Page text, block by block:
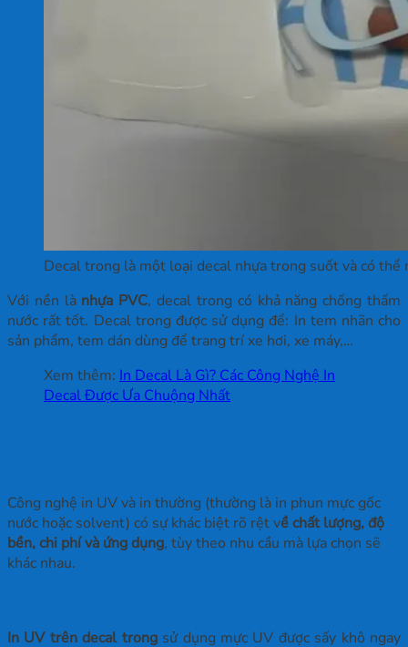
Decal trong là một loại decal nhựa trong suốt và có thể
Với nền lànhựa PVC, decal trong có khả năng chống thấm
nước rất tốt. Decal trong được sử dụng để: In tem nhãn cho
sản phẩm, tem dán dùng để trang trí xe hơi, xe máy,…
Xem thêm: In Decal Là Gì? Các Công Nghệ In
Decal Được Ưa Chuộng Nhất
Công nghệ in UV và in thường (thường là in phun mực gốc
nước hoặc solvent) có sự khác biệt rõ rệt về chất lượng, độ
bền, chi phí và ứng dụng, tùy theo nhu cầu mà lựa chọn sẽ
khác nhau.
In UV trên decal trongsử dụng mực UV được sấy khô ngay